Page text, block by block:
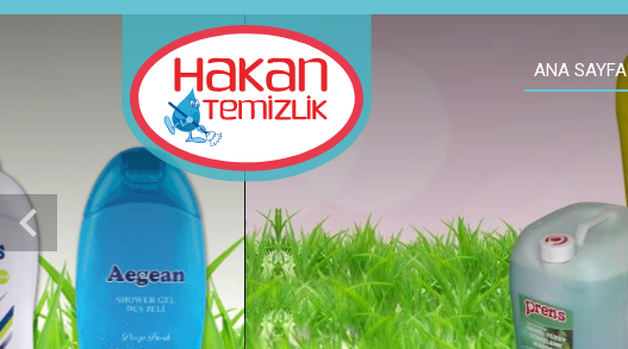
chevron_left
ANA SAYFA